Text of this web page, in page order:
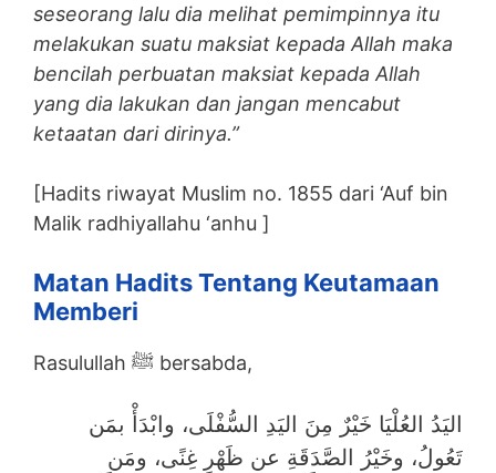
seseorang lalu dia melihat pemimpinnya itu
melakukan suatu maksiat kepada Allah maka
bencilah perbuatan maksiat kepada Allah
yang dia lakukan dan jangan mencabut
ketaatan dari dirinya.”
[Hadits riwayat Muslim no. 1855 dari ‘Auf bin
Malik radhiyallahu ‘anhu ]
Matan Hadits Tentang Keutamaan
Memberi
Rasulullah ﷺ bersabda,
اليَدُ العُلْيَا خَيْرٌ مِنَ اليَدِ السُّفْلَى، وابْدَأْ بمَن
تَعُولُ، وخَيْرُ الصَّدَقَةِ عن ظَهْرِ غِنًى، ومَن